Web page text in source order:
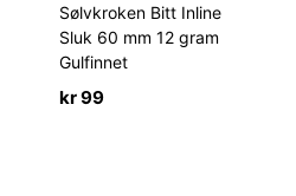
Sølvkroken Bitt Inline
Sluk 60 mm 12 gram
Gulfinnet
kr99